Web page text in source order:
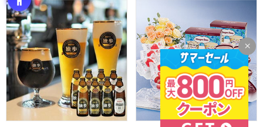
宮下酒造 独歩ビールセレクション８本(各330ml)[MB-35T]【